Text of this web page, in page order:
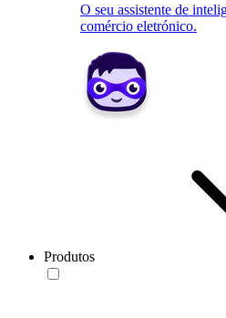
O seu assistente de
comércio eletrónico.
Produtos